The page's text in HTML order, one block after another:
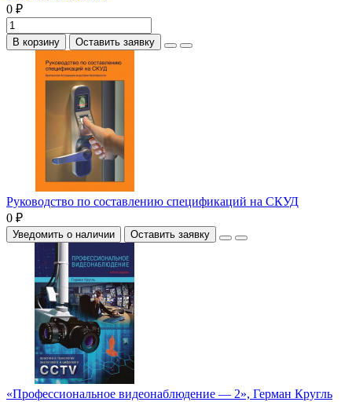
0 ₽
В корзину Оставить заявку
Руководство по составлению спецификаций на СКУД
0 ₽
Уведомить о наличии Оставить заявку
«Профессиональное видеонаблюдение — 2», Герман Кругль